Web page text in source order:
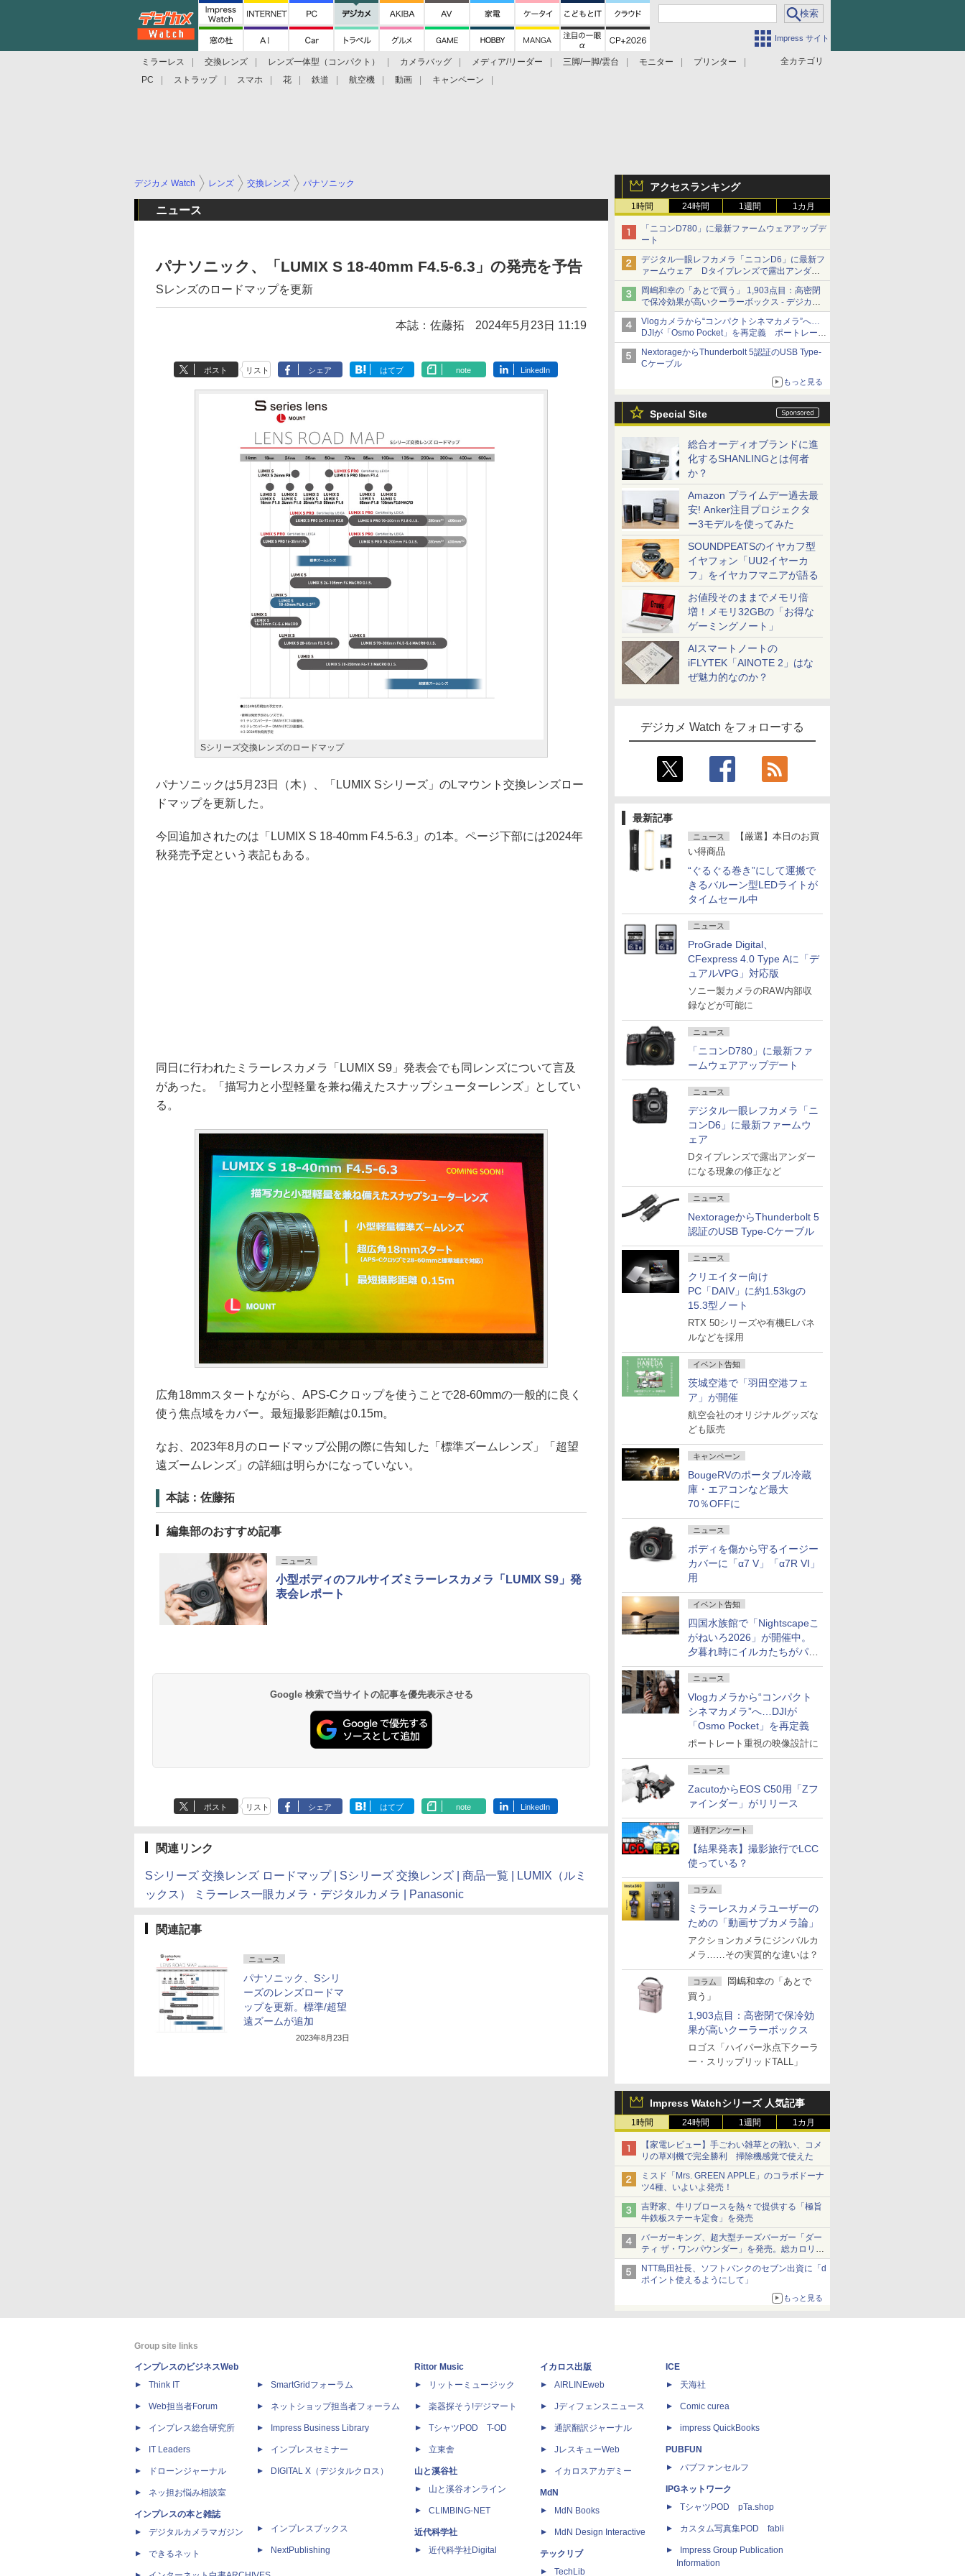
Impress サイト
全カテゴリ
ミラーレス 交換レンズ レンズ一体型（コンパクト） カメラバッグ メディア/リーダー 三脚/一脚/雲台 モニター
プリンター
PC
ストラップ スマホ 花 鉄道 航空機 動画 キャンペーン
アクセスランキング
1時間 24時間 1週間 1カ月
「ニコンD780」に最新ファームウェアアップデ
ート
デジタル一眼レフカメラ「ニコンD6」に最新フ
ァームウェア Dタイプレンズで露出アンダー
になる現象の修正など
岡嶋和幸の「あとで買う」 1,903点目：高密閉
で保冷効果が高いクーラーボックス - デジカメ
Watch
Vlogカメラから“コンパクトシネマカメラ”へ…
DJIが「Osmo Pocket」を再定義 ポートレート
重視の映像設計に
NextorageからThunderbolt 5認証のUSB Type-
Cケーブル
もっと見る
Special Site
総合オーディオブランドに進
化するSHANLINGとは何者
か？
Amazon プライムデー過去最
安! Anker注目プロジェクタ
ー3モデルを使ってみた
SOUNDPEATSのイヤカフ型
イヤフォン「UU2イヤーカ
フ」をイヤカフマニアが語る
お値段そのままでメモリ倍
増！メモリ32GBの「お得な
ゲーミングノート」
AIスマートノートの
iFLYTEK「AINOTE 2」はな
ぜ魅力的なのか？
デジカメ Watch をフォローする
最新記事
ニュース
【厳選】本日のお買
い得商品
“ぐるぐる巻き”にして運搬で
きるバルーン型LEDライトが
タイムセール中
ニュース
ProGrade Digital、
CFexpress 4.0 Type Aに「デ
ュアルVPG」対応版
ソニー製カメラのRAW内部収
録などが可能に
ニュース
「ニコンD780」に最新ファ
ームウェアアップデート
ニュース
デジタル一眼レフカメラ「ニ
コンD6」に最新ファームウ
ェア
Dタイプレンズで露出アンダー
になる現象の修正など
ニュース
NextorageからThunderbolt 5
認証のUSB Type-Cケーブル
ニュース
クリエイター向け
PC「DAIV」に約1.53kgの
15.3型ノート
RTX 50シリーズや有機ELパネ
ルなどを採用
イベント告知
茨城空港で「羽田空港フェ
ア」が開催
航空会社のオリジナルグッズな
ども販売
キャンペーン
BougeRVのポータブル冷蔵
庫・エアコンなど最大
70％OFFに
ニュース
ボディを傷から守るイージー
カバーに「α7 V」「α7R VI」
用
イベント告知
四国水族館で「Nightscapeこ
がねいろ2026」が開催中。
夕暮れ時にイルカたちがパフ
ォーマンスを繰り広げる
ニュース
Vlogカメラから“コンパクト
シネマカメラ”へ…DJIが
「Osmo Pocket」を再定義
ポートレート重視の映像設計に
ニュース
ZacutoからEOS C50用「Zフ
ァインダー」がリリース
週刊アンケート
【結果発表】撮影旅行でLCC
使っている？
コラム
ミラーレスカメラユーザーの
ための「動画サブカメラ論」
アクションカメラにジンバルカ
メラ……その実質的な違いは？
コラム
岡嶋和幸の「あとで
買う」
1,903点目：高密閉で保冷効
果が高いクーラーボックス
ロゴス「ハイパー氷点下クーラ
ー・スリップリッドTALL」
Impress Watchシリーズ 人気記事
1時間 24時間 1週間 1カ月
【家電レビュー】手ごわい雑草との戦い、コメ
リの草刈機で完全勝利 掃除機感覚で使えた
ミスド「Mrs. GREEN APPLE」のコラボドーナ
ツ4種、いよいよ発売！
吉野家、牛リブロースを熱々で提供する「極旨
牛鉄板ステーキ定食」を発売
バーガーキング、超大型チーズバーガー「ダー
ティ ザ・ワンパウンダー」を発売。総カロリー
約1656kcal、総重量約527g！
NTT島田社長、ソフトバンクのセブン出資に「d
ポイント使えるようにして」
もっと見る
デジカメ Watch レンズ 交換レンズ パナソニック
ニュース
パナソニック、「LUMIX S 18-40mm F4.5-6.3」の発売を予告
Sレンズのロードマップを更新
本誌：佐藤拓 2024年5月23日 11:19
ポスト リスト シェア はてブ note LinkedIn
Sシリーズ交換レンズのロードマップ
パナソニックは5月23日（木）、「LUMIX Sシリーズ」のLマウント交換レンズロー
ドマップを更新した。
今回追加されたのは「LUMIX S 18-40mm F4.5-6.3」の1本。ページ下部には2024年
秋発売予定という表記もある。
同日に行われたミラーレスカメラ「LUMIX S9」発表会でも同レンズについて言及
があった。「描写力と小型軽量を兼ね備えたスナップシューターレンズ」としてい
る。
広角18mmスタートながら、APS-Cクロップを使うことで28-60mmの一般的に良く
使う焦点域をカバー。最短撮影距離は0.15m。
なお、2023年8月のロードマップ公開の際に告知した「標準ズームレンズ」「超望
遠ズームレンズ」の詳細は明らかになっていない。
本誌：佐藤拓
編集部のおすすめ記事
ニュース
小型ボディのフルサイズミラーレスカメラ「LUMIX S9」発
表会レポート
Google 検索で当サイトの記事を優先表示させる
ポスト リスト シェア はてブ note LinkedIn
関連リンク
Sシリーズ 交換レンズ ロードマップ | Sシリーズ 交換レンズ | 商品一覧 | LUMIX（ルミ
ックス） ミラーレス一眼カメラ・デジタルカメラ | Panasonic
関連記事
ニュース
パナソニック、Sシリ
ーズのレンズロードマ
ップを更新。標準/超望
遠ズームが追加
2023年8月23日
Group site links
インプレスのビジネスWeb
Think IT
Web担当者Forum
インプレス総合研究所
IT Leaders
ドローンジャーナル
ネッ担お悩み相談室
インプレスの本と雑誌
デジタルカメラマガジン
できるネット
SmartGridフォーラム
ネットショップ担当者フォーラム
Impress Business Library
インプレスセミナー
DIGITAL X（デジタルクロス）
インプレスブックス
NextPublishing
Rittor Music
リットーミュージック
楽器探そう!デジマート
TシャツPOD T-OD
立東舎
山と溪谷社
山と溪谷オンライン
CLIMBING-NET
近代科学社
近代科学社Digital
イカロス出版
AIRLINEweb
Jディフェンスニュース
通訳翻訳ジャーナル
JレスキューWeb
イカロスアカデミー
MdN
MdN Books
MdN Design Interactive
テックリブ
TechLib
ICE
天海社
Comic curea
impress QuickBooks
PUBFUN
パブファンセルフ
IPGネットワーク
TシャツPOD pTa.shop
カスタム写真集POD fabli
Impress Group Publication
Information